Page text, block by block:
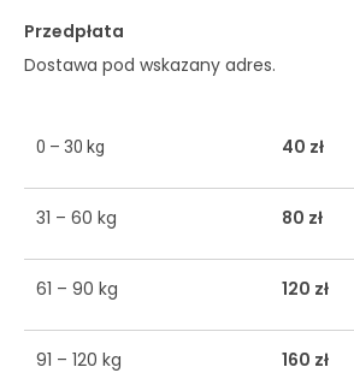
Przedpłata
Dostawa pod wskazany adres.
0 – 30 kg 40 zł
31 – 60 kg 80 zł
61 – 90 kg 120 zł
91 – 120 kg 160 zł